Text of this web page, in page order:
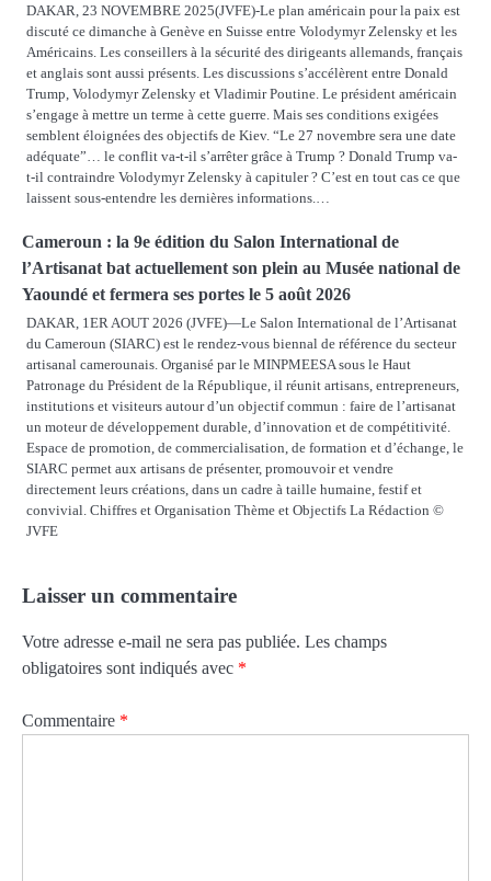
DAKAR, 23 NOVEMBRE 2025(JVFE)-Le plan américain pour la paix est
discuté ce dimanche à Genève en Suisse entre Volodymyr Zelensky et les
Américains. Les conseillers à la sécurité des dirigeants allemands, français
et anglais sont aussi présents. Les discussions s’accélèrent entre Donald
Trump, Volodymyr Zelensky et Vladimir Poutine. Le président américain
s’engage à mettre un terme à cette guerre. Mais ses conditions exigées
semblent éloignées des objectifs de Kiev. “Le 27 novembre sera une date
adéquate”… le conflit va-t-il s’arrêter grâce à Trump ? Donald Trump va-
t-il contraindre Volodymyr Zelensky à capituler ? C’est en tout cas ce que
laissent sous-entendre les dernières informations.…
Cameroun : la 9e édition du Salon International de
l’Artisanat bat actuellement son plein au Musée national de
Yaoundé et fermera ses portes le 5 août 2026
DAKAR, 1ER AOUT 2026 (JVFE)—Le Salon International de l’Artisanat
du Cameroun (SIARC) est le rendez-vous biennal de référence du secteur
artisanal camerounais. Organisé par le MINPMEESA sous le Haut
Patronage du Président de la République, il réunit artisans, entrepreneurs,
institutions et visiteurs autour d’un objectif commun : faire de l’artisanat
un moteur de développement durable, d’innovation et de compétitivité.
Espace de promotion, de commercialisation, de formation et d’échange, le
SIARC permet aux artisans de présenter, promouvoir et vendre
directement leurs créations, dans un cadre à taille humaine, festif et
convivial. Chiffres et Organisation Thème et Objectifs La Rédaction ©
JVFE
Laisser un commentaire
Votre adresse e-mail ne sera pas publiée. Les champs
obligatoires sont indiqués avec *
Commentaire *